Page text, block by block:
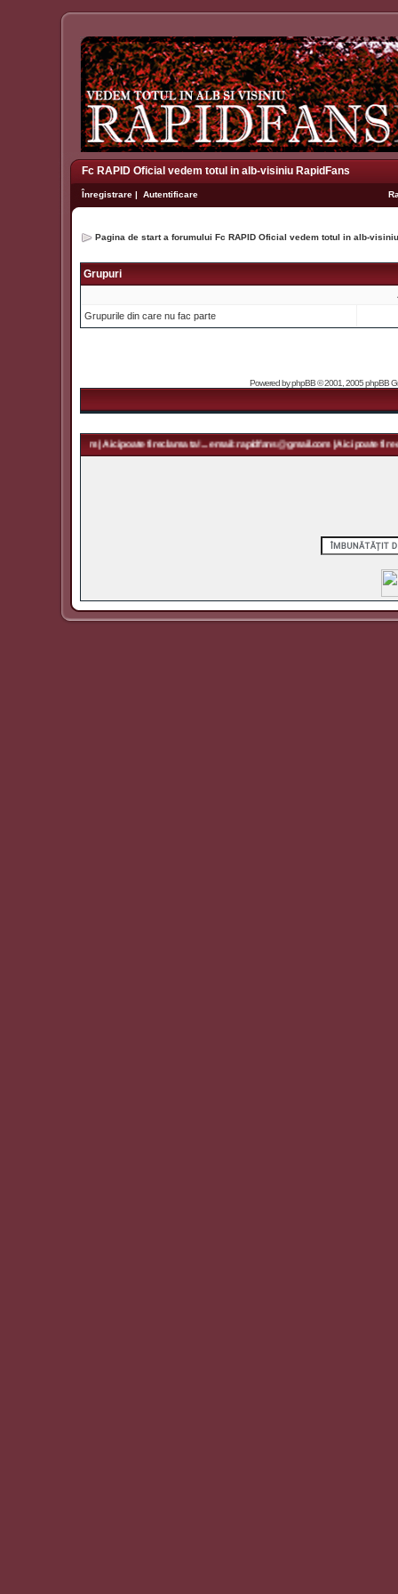
Fc RAPID Oficial vedem totul in alb-visiniu RapidFans
Înregistrare | Autentificare
Pagina de start a forumului Fc RAPID Oficial vedem totul in alb-
Grupuri
Grupurile din care nu fac parte
Powered byphpBB© 2001, 2005 phpBB
| Aici poate fi reclama ta! ... email: rapidfans@gmail.com | Aici poate fi